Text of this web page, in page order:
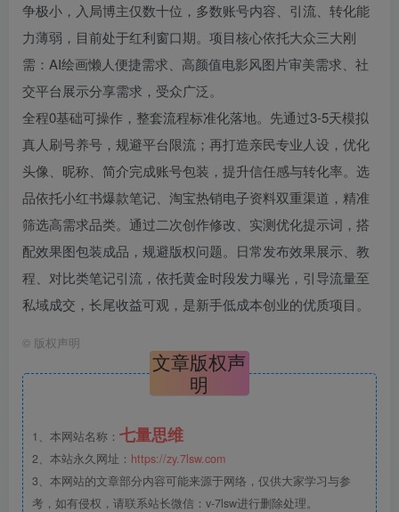
争极小，入局博主仅数十位，多数账号内容、引流、转化能
力薄弱，目前处于红利窗口期。项目核心依托大众三大刚
需：AI绘画懒人便捷需求、高颜值电影风图片审美需求、社
交平台展示分享需求，受众广泛。
全程0基础可操作，整套流程标准化落地。先通过3-5天模拟
真人刷号养号，规避平台限流；再打造亲民专业人设，优化
头像、昵称、简介完成账号包装，提升信任感与转化率。选
品依托小红书爆款笔记、淘宝热销电子资料双重渠道，精准
筛选高需求品类。通过二次创作修改、实测优化提示词，搭
配效果图包装成品，规避版权问题。日常发布效果展示、教
程、对比类笔记引流，依托黄金时段发力曝光，引导流量至
私域成交，长尾收益可观，是新手低成本创业的优质项目。
© 版权声明
文章版权声
明
1、本网站名称： 七量思维
2、本站永久网址： https://zy.7lsw.com
3、本网站的文章部分内容可能来源于网络，仅供大家学习与参
考，如有侵权，请联系站长微信：v-7lsw进行删除处理。